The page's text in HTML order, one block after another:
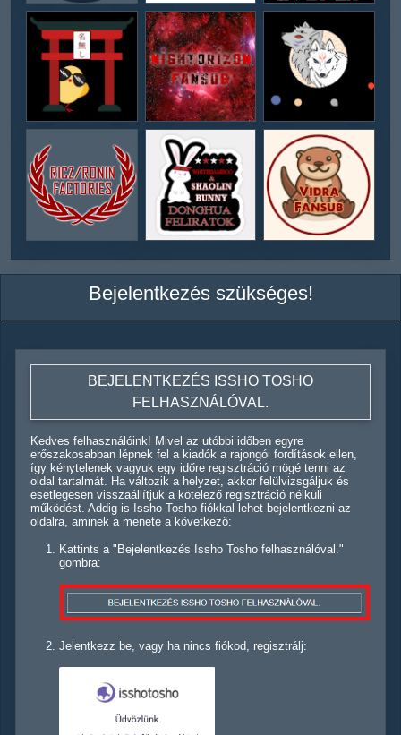
Bejelentkezés szükséges!
BEJELENTKEZÉS ISSHO TOSHO
FELHASZNÁLÓVAL.
Kedves felhasználóink! Mivel az utóbbi időben egyre
erőszakosabban lépnek fel a kiadók a rajongói fordítások ellen,
így kénytelenek vagyuk egy időre regisztráció mögé tenni az
oldal tartalmát. Ha változik a helyzet, akkor felülvizsgáljuk és
esetlegesen visszaállítjuk a kötelező regisztráció nélküli
működést. Addig is Issho Tosho fiókkal lehet bejelentkezni az
oldalra, aminek a menete a következő:
Kattints a "Bejelentkezés Issho Tosho felhasználóval."
gombra:
Jelentkezz be, vagy ha nincs fiókod, regisztrálj: